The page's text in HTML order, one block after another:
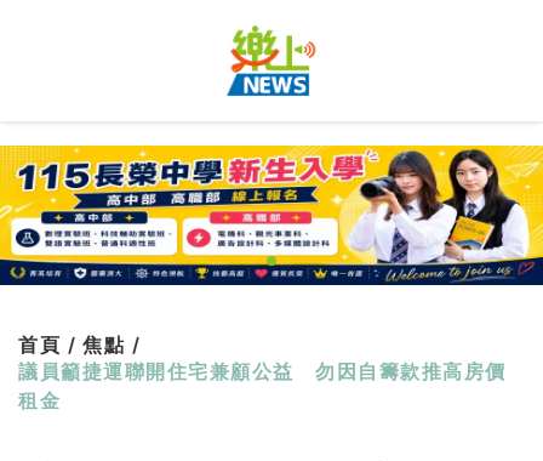
首頁 / 焦點 /
議員籲捷運聯開住宅兼顧公益 勿因自籌款推高房價
租金